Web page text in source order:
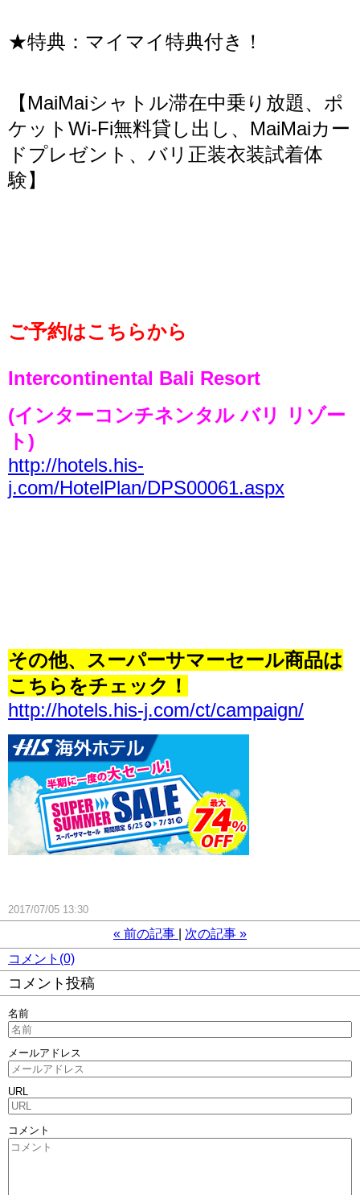
★特典：マイマイ特典付き！
【MaiMaiシャトル滞在中乗り放題、ポ
ケットWi-Fi無料貸し出し、MaiMaiカー
ドプレゼント、バリ正装衣装試着体
験】
ご予約はこちらから
Intercontinental Bali Resort
(インターコンチネンタル バリ リゾー
ト)
http://hotels.his-
j.com/HotelPlan/DPS00061.aspx
その他、スーパーサマーセール商品は
こちらをチェック！
http://hotels.his-j.com/ct/campaign/
2017/07/05 13:30
« 前の記事 次の記事 »
コメント(0)
コメント投稿
名前
メールアドレス
URL
コメント